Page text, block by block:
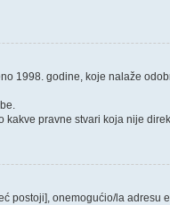
1998. godine, koje nalaže
pravne stvari koja nije
onemogućio/la